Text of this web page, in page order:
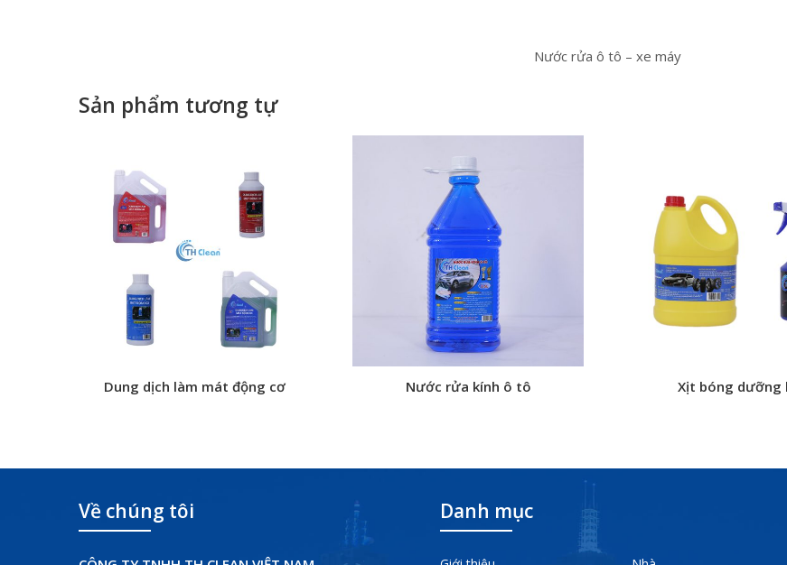
Nước rửa ô tô – xe máy
Sản phẩm tương tự
Dung dịch làm mát động cơ Nước rửa kính ô tô Xịt bóng dưỡng
Về chúng tôi Danh mục